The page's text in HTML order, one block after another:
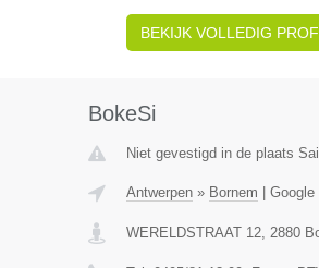
BEKIJK VOLLEDIG
BokeSi
Niet gevestigd in de plaats
Antwerpen» Bornem Google
WERELDSTRAAT 12, 2880